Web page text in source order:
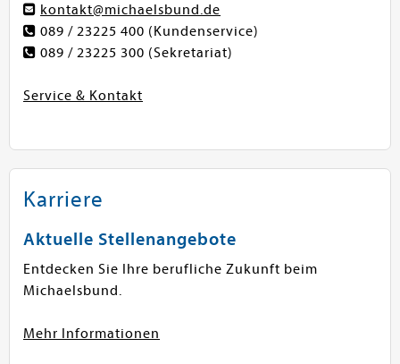
kontakt@michaelsbund.de
089 / 23225 400 (Kundenservice)
089 / 23225 300 (Sekretariat)
Service & Kontakt
Karriere
Aktuelle Stellenangebote
Entdecken Sie Ihre berufliche Zukunft beim
Michaelsbund.
Mehr Informationen